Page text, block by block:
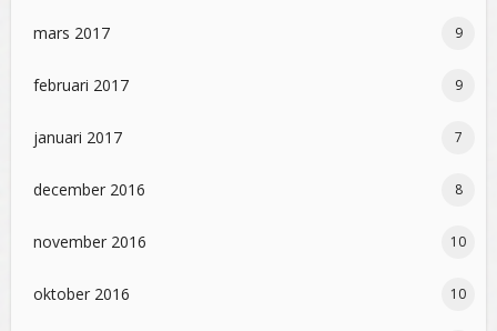
mars 2017 9
februari 2017 9
januari 2017 7
december 2016 8
november 2016 10
oktober 2016 10